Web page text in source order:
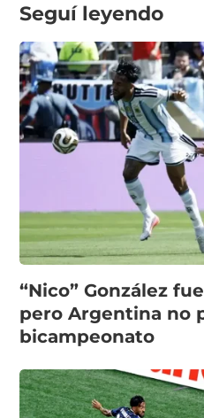
Seguí leyendo
“Nico” González
pero Argentina no
bicampeonato